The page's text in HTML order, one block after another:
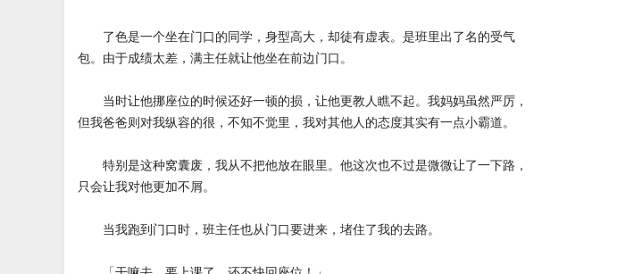
了色是一个坐在门口的同学，身型高大，却徒有虚表。是班里出了名的受气
包。由于成绩太差，满主任就让他坐在前边门口。
当时让他挪座位的时候还好一顿的损，让他更教人瞧不起。我妈妈虽然严厉，
但我爸爸则对我纵容的很，不知不觉里，我对其他人的态度其实有一点小霸道。
特别是这种窝囊废，我从不把他放在眼里。他这次也不过是微微让了一下路，
只会让我对他更加不屑。
当我跑到门口时，班主任也从门口要进来，堵住了我的去路。